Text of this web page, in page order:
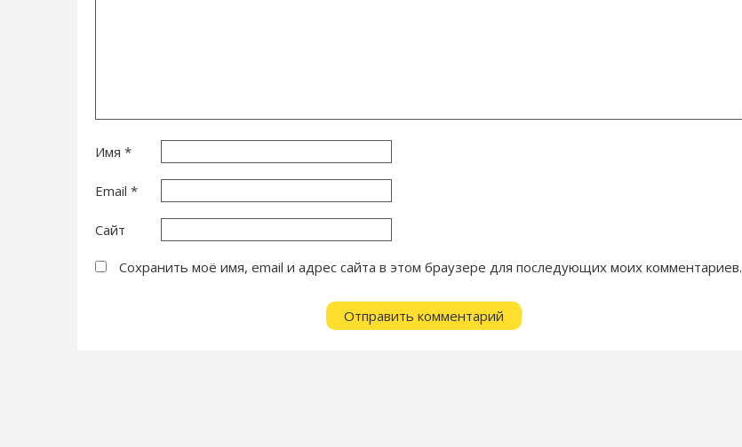
Имя *
Email *
Сайт
Сохранить моё имя, email и адрес сайта в этом браузере для последующих моих комментариев.